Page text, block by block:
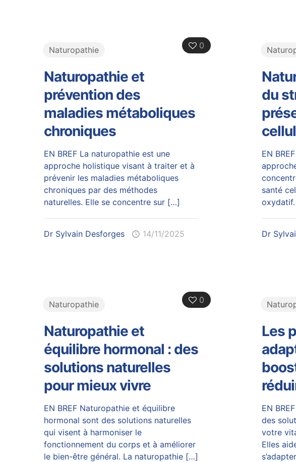
0
Naturopathie
Naturopathie et
prévention des
maladies métaboliques
chroniques
EN BREF La naturopathie est une
approche holistique visant à traiter et à
prévenir les maladies métaboliques
chroniques par des méthodes
naturelles. Elle se concentre sur[…]
Dr Sylvain Desforges 14/11/2025
du
EN
santé
Dr
0
Naturopathie
Naturopathie et
équilibre hormonal : des
solutions naturelles
pour mieux vivre
EN BREF Naturopathie et équilibre
hormonal sont des solutions naturelles
qui visent à harmoniser le
fonctionnement du corps et à améliorer
le bien-être général. La naturopathie[…]
Les
EN
des
votre
Elles